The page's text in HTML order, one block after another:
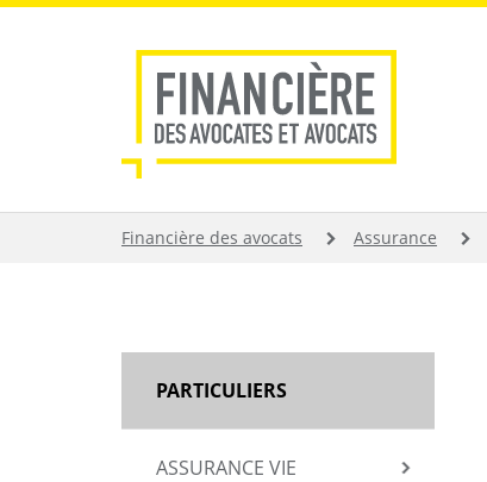
Aller
FIL
Financière des avocats Assurance
MAIN
NAVIGATION
PARTICULIERS
ASSURANCE VIE